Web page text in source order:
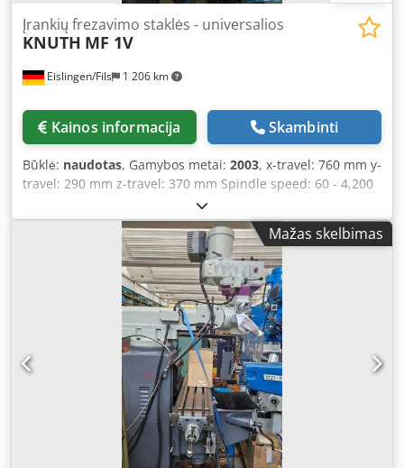
Eislingen/Fils 1 206 km
Įrankių frezavimo staklės - universalios
KNUTH MF 1V
Kainos informacija Skambinti
Būklė: naudotas, Gamybos metai: 2003, x-travel: 760 mm y-
travel: 290 mm z-travel: 370 mm Spindle speed: 60 - 4,200
rpm Table: 750 x 230 mm Dcjdpfx Acot U Rm Uo Hjk Quill
stroke: 127 mm Quill feed: (3) 0.04; 0.08; 0.13 mm/rev Feed
range: 19 - 890 (x) mm/min Spindle taper: SK 30 Column
overhang: 171 - 476 mm Total power requirement: 2.4 kVA
Machine weight approx.: 0.95 t Space requirement
approx.: 2.05 x 1.63 x 2.07 m The MF1 universal milling
machine series impresses with its robust design and has
become indispensable in many repair shops as well as
training and production departments. The X-axis features
a feed device with stepless adjustment, and the swiveling
vertical milling head, with its wide, continuously variable
speed range, is capable of machining steel and non-
ferrous metals. Standard equipment includes both an
automatic quill feed and a pneumatic tool clamping
Mažas skelbimas